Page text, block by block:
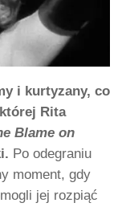
i kurtyzany, co
Rita
Blame on
Po odegraniu
moment, gdy
jej rozpiąć